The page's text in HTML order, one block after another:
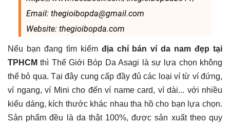
Email: thegioibopda@gmail.com
Website: thegioibopda.com
Nếu bạn đang tìm kiếm địa chỉ bán ví da nam đẹp tại
TPHCM thì Thế Giới Bóp Da Asagi là sự lựa chọn không
thể bỏ qua. Tại đây cung cấp đầy đủ các loại ví từ ví đứng,
ví ngang, ví Mini cho đến ví name card, ví dài... với nhiều
kiểu dáng, kích thước khác nhau tha hồ cho bạn lựa chọn.
Sản phẩm đều là da thật 100%, được sản xuất theo quy